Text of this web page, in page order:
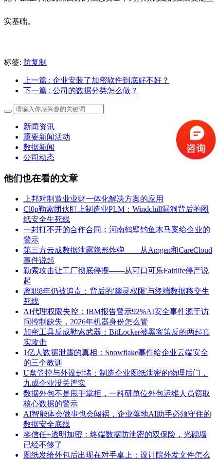
实基础。
标签: 防复制
上一篇 : 企业安装了加密软件到底好不好？
下一篇 : 公司的数据分类怎么做？
新闻资讯
重要新闻活动
数据新闻
公司动态
他们也在看的文章
上邦对制造业业财一体化解决方案的应用
Cl0p勒索团伙盯上制造业PLM：Windchill漏洞背后的图
纸安全生死线
一封打不开的合作合同：河南鹤壁钓鱼木马案给企业的
警示
第三方云成数据泄露隐形炸弹——从Amgen和CareCloud
事件说起
勒索攻击让工厂彻底停摆——从可口可乐Fairlife停产说
起
离职8年仍被追责：背后的'幽灵权限'与终端数据移交生
死线
AI代理权限失控：IBM报告警示92%AI安全事件源于访
问控制缺失，2026年机器身份怎么管
加密工具反成勒索武器：BitLocker被黑客策反的两起真
实攻击
1亿人数据泄露的真相：Snowflake事件给企业云端安全
的三个教训
U盘管控与外设封堵：制造企业图纸泄密的物理后门，
九成企业没关严实
数据外包不是甩手掌柜，一科研单位外包运维人员窃取
核心数据的警示
AI智能体会做事也会闯祸，企业落地AI助手必须守住的
数据安全底线
零信任+透明加密：终端数据防泄密的双保险，光砌墙
已经不够了
图纸发给外包后出现在对手桌上：设计院外发文件怎么